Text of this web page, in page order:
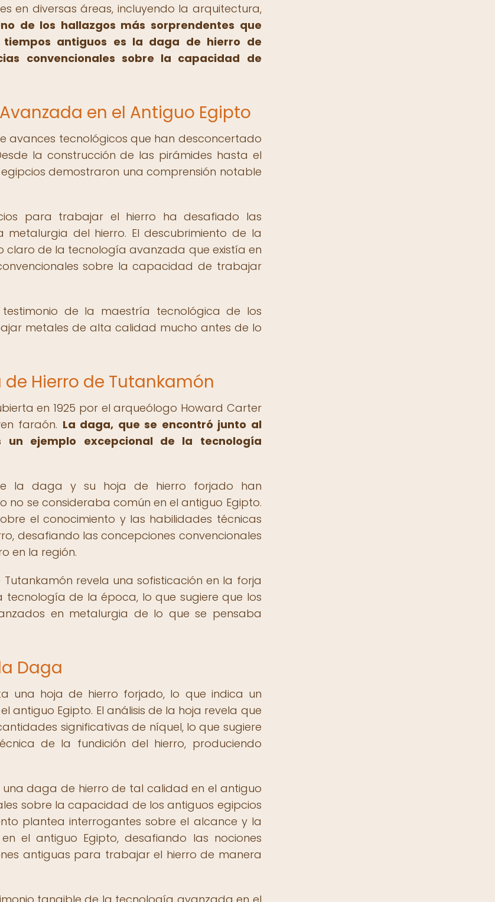
en diversas áreas, incluyendo la arquitectura,
de los hallazgos más sorprendentes que
antiguos es la daga de hierro de
convencionales sobre la capacidad de
en el Antiguo Egipto
avances tecnológicos que han desconcertado
la construcción de las pirámides hasta el
demostraron una comprensión notable
para trabajar el hierro ha desafiado las
del hierro. El descubrimiento de la
claro de la tecnología avanzada que existía en
sobre la capacidad de trabajar
de la maestría tecnológica de los
metales de alta calidad mucho antes de lo
Hierro de Tutankamón
en 1925 por el arqueólogo Howard Carter
faraón. La daga, que se encontró junto al
un ejemplo excepcional de la tecnología
la daga y su hoja de hierro forjado han
no se consideraba común en el antiguo Egipto.
el conocimiento y las habilidades técnicas
desafiando las concepciones convencionales
en la región.
revela una sofisticación en la forja
de la época, lo que sugiere que los
en metalurgia de lo que se pensaba
Daga
una hoja de hierro forjado, lo que indica un
Egipto. El análisis de la hoja revela que
significativas de níquel, lo que sugiere
de la fundición del hierro, produciendo
daga de hierro de tal calidad en el antiguo
sobre la capacidad de los antiguos egipcios
plantea interrogantes sobre el alcance y la
el antiguo Egipto, desafiando las nociones
antiguas para trabajar el hierro de manera